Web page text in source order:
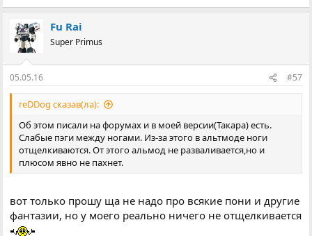
Fu Rai
Super Primus
05.05.16 #57
reDDog сказав(ла):
Об этом писали на форумах и в моей версии(Такара) есть.
Слабые пэги между ногами. Из-за этого в альтмоде ноги
отщелкиваются. От этого альмод не разваливается,но и
плюсом явно не пахнет.
вот только прошу ща не надо про всякие пони и другие
фантазии, но у моего реально ничего не отщелкивается